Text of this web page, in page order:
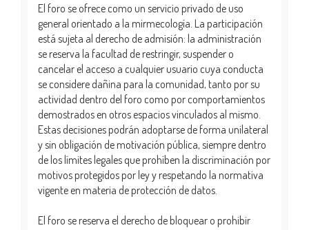
El foro se ofrece como un servicio privado de uso
general orientado a la mirmecología. La participación
está sujeta al derecho de admisión: la administración
se reserva la facultad de restringir, suspender o
cancelar el acceso a cualquier usuario cuya conducta
se considere dañina para la comunidad, tanto por su
actividad dentro del foro como por comportamientos
demostrados en otros espacios vinculados al mismo.
Estas decisiones podrán adoptarse de forma unilateral
y sin obligación de motivación pública, siempre dentro
de los límites legales que prohíben la discriminación por
motivos protegidos por ley y respetando la normativa
vigente en materia de protección de datos.
El foro se reserva el derecho de bloquear o prohibir